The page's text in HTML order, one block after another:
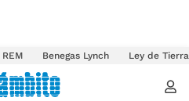
REM Benegas Lynch Ley de